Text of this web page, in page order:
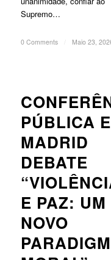
Supremo…
0 Comments Maio 23,
PÚBLICA
MADRID
DEBATE
E PAZ: UM
NOVO